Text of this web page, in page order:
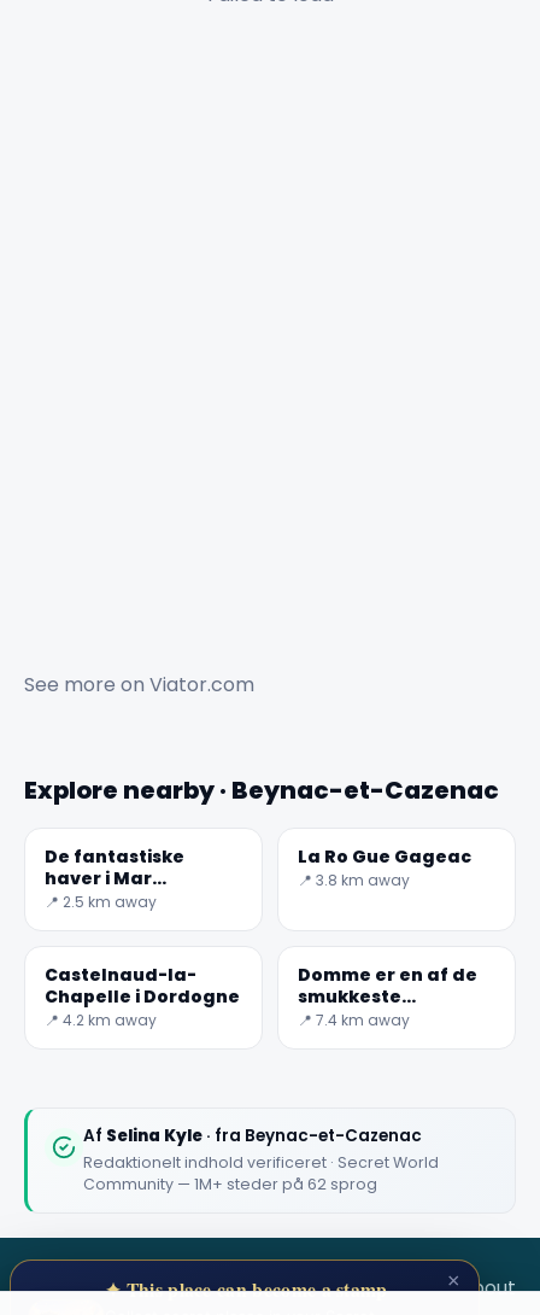
See more on Viator.com
Explore nearby · Beynac-et-Cazenac
De fantastiske
haver i Mar
Marueyssac
📍 2.5 km away
La Ro Gue Gageac
📍 3.8 km away
Castelnaud-la-
Chapelle i Dordogne
📍 4.2 km away
Domme er en af de
smukkeste
landsbyer i Frankrig
📍 7.4 km away
Af Selina Kyle · fra Beynac-et-Cazenac
Redaktionelt indhold verificeret · Secret World
Community — 1M+ steder på 62 sprog
SECRET WORLD TermsPrivacyAbout
🏆🏆 #1 Trip Planner 2026
★★★★★
×
✦ This place can become a stamp